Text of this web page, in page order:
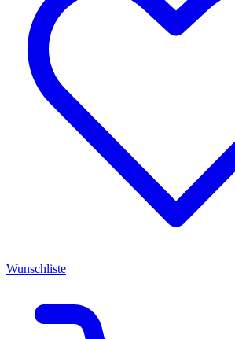
Wunschliste